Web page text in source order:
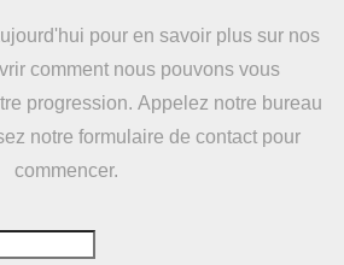
pour en savoir plus sur nos
comment nous pouvons vous
progression. Appelez notre bureau
notre formulaire de contact pour
commencer.